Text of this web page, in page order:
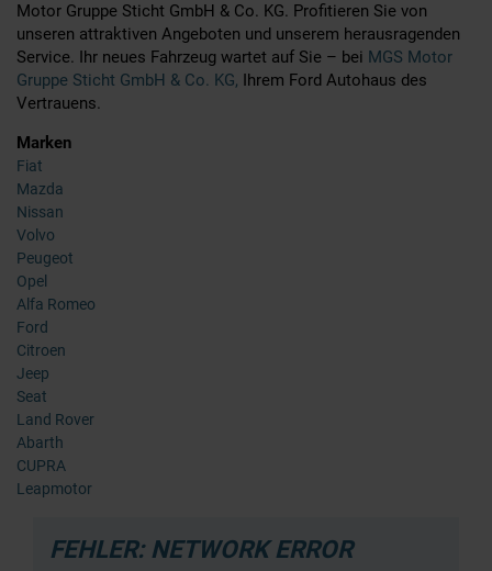
Motor Gruppe Sticht GmbH & Co. KG. Profitieren Sie von
unseren attraktiven Angeboten und unserem herausragenden
Service. Ihr neues Fahrzeug wartet auf Sie – bei MGS Motor
Gruppe Sticht GmbH & Co. KG, Ihrem Ford Autohaus des
Vertrauens.
Marken
Fiat
Mazda
Nissan
Volvo
Peugeot
Opel
Alfa Romeo
Ford
Citroen
Jeep
Seat
Land Rover
Abarth
CUPRA
Leapmotor
FEHLER: NETWORK ERROR